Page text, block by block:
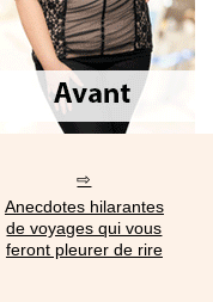
Anecdotes hilarantes
de voyages qui vous
feront pleurer de rire